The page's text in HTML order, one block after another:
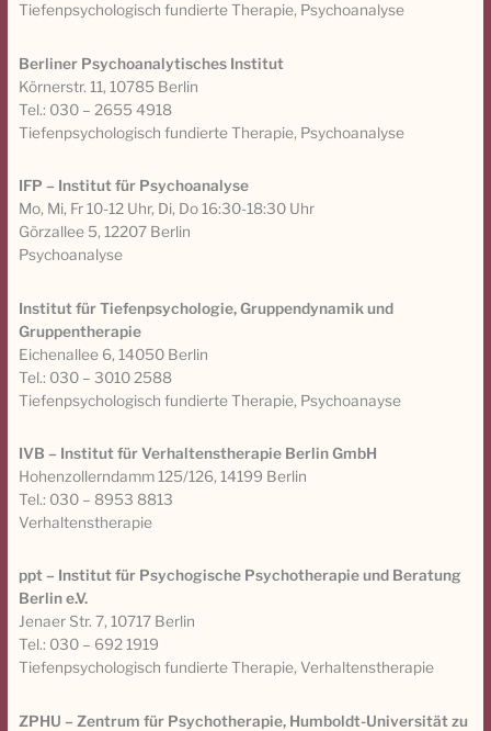
Tiefenpsychologisch fundierte Therapie, Psychoanalyse
Berliner Psychoanalytisches Institut
Körnerstr. 11, 10785 Berlin
Tel.: 030 – 2655 4918
Tiefenpsychologisch fundierte Therapie, Psychoanalyse
IFP – Institut für Psychoanalyse
Mo, Mi, Fr 10-12 Uhr, Di, Do 16:30-18:30 Uhr
Görzallee 5, 12207 Berlin
Psychoanalyse
Institut für Tiefenpsychologie, Gruppendynamik und
Gruppentherapie
Eichenallee 6, 14050 Berlin
Tel.: 030 – 3010 2588
Tiefenpsychologisch fundierte Therapie, Psychoanayse
IVB – Institut für Verhaltenstherapie Berlin GmbH
Hohenzollerndamm 125/126, 14199 Berlin
Tel.: 030 – 8953 8813
Verhaltenstherapie
ppt – Institut für Psychogische Psychotherapie und Beratung
Berlin e.V.
Jenaer Str. 7, 10717 Berlin
Tel.: 030 – 692 1919
Tiefenpsychologisch fundierte Therapie, Verhaltenstherapie
ZPHU – Zentrum für Psychotherapie, Humboldt-Universität zu